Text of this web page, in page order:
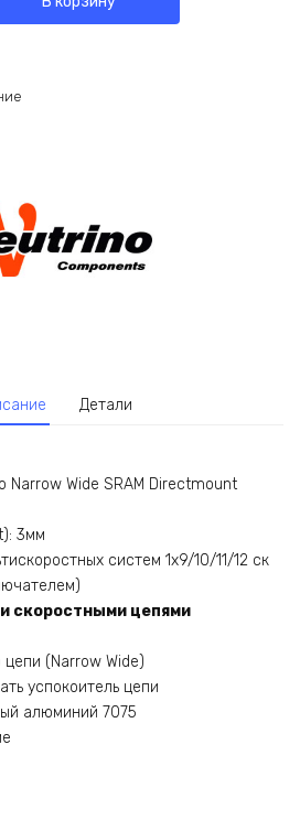
Детали
Narrow Wide SRAM Directmount
3мм
систем 1х9/10/11/12 ск
скоростными цепями
(Narrow Wide)
успокоитель цепи
алюминий 7075